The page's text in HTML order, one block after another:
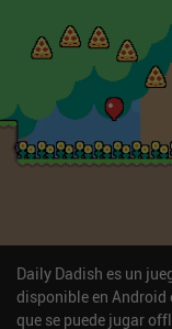
Daily Dadish es un
disponible en Android
que se puede jugar